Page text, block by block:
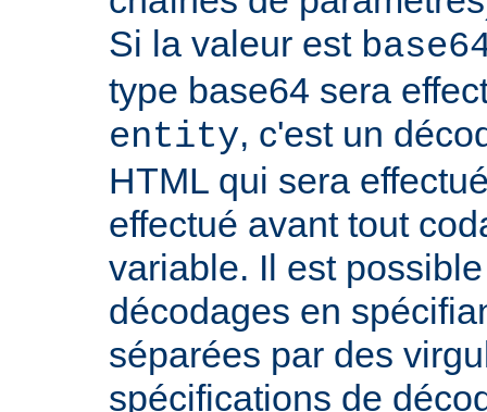
Si la valeur est
type base64 sera
entity, c'est un
HTML qui sera
effectué avant tout
variable. Il est
décodages en
séparées par des
spécifications de